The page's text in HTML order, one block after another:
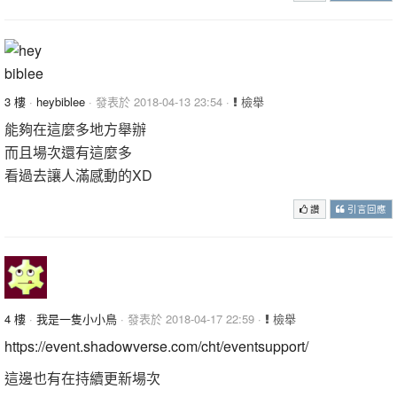
3 樓 · heybiblee · 發表於 2018-04-13 23:54 · 檢舉
能夠在這麼多地方舉辦
而且場次還有這麼多
看過去讓人滿感動的XD
讚 引言回應
4 樓 · 我是一隻小小鳥 · 發表於 2018-04-17 22:59 · 檢舉
https://event.shadowverse.com/cht/eventsupport/
這邊也有在持續更新場次